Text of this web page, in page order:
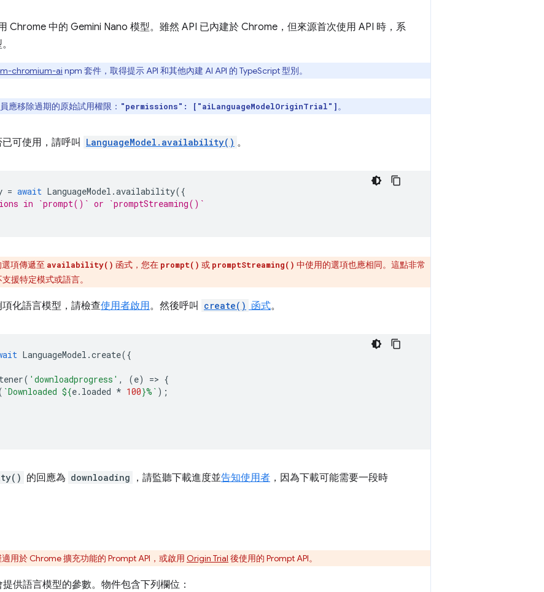
Chrome 中的 Gemini Nano 模型。雖然 API 已內建於 Chrome，但來源首次使用 API 時，系
chromium-ai npm 套件，取得提示 API 和其他內建 AI API 的 TypeScript 型別。
應移除過期的原始試用權限： "permissions": ["aiLanguageModelOriginTrial"]。
可使用，請呼叫 LanguageModel.availability() 。
= await LanguageModel .availability({
in `prompt()` or `promptStreaming()`
項傳遞至 availability() 函式，您在 prompt() 或 promptStreaming() 中使用的選項也應相同。這點非常
援特定模式或語言。
化語言模型，請檢查使用者啟用。然後呼叫 create() 函式。
LanguageModel .create({
( 'downloadprogress' , (e) => {
`Downloaded ${e. loaded * 100}%` );
的回應為 downloading ，請監聽下載進度並告知使用者 ，因為下載可能需要一段時
用於 Chrome 擴充功能的 Prompt API，或啟用 Origin Trial 後使用的 Prompt API。
提供語言模型的參數。物件包含下列欄位：